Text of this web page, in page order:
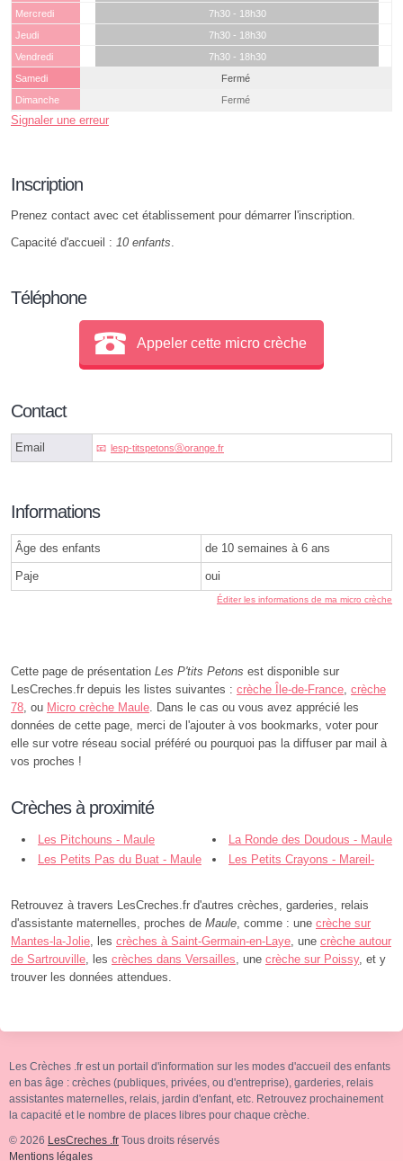
Mercredi
7h30 - 18h30
Jeudi
7h30 - 18h30
Vendredi
7h30 - 18h30
Samedi
Fermé
Dimanche
Fermé
Signaler une erreur
Inscription
Prenez contact avec cet établissement pour démarrer l'inscription.
Capacité d'accueil : 10 enfants.
Téléphone
Appeler cette micro crèche
Contact
Email lesp-titspetonsⓐorange.fr
Informations
Âge des enfants de 10 semaines à 6 ans
Paje oui
Éditer les informations de ma micro crèche
Cette page de présentation Les P'tits Petons est disponible sur
LesCreches.fr depuis les listes suivantes : crèche Île-de-France, crèche
78, ou Micro crèche Maule. Dans le cas ou vous avez apprécié les
données de cette page, merci de l'ajouter à vos bookmarks, voter pour
elle sur votre réseau social préféré ou pourquoi pas la diffuser par mail à
vos proches !
Crèches à proximité
Les Pitchouns - Maule
La Ronde des Doudous - Maule
Les Petits Pas du Buat - Maule
Les Petits Crayons - Mareil-
Retrouvez à travers LesCreches.fr d'autres crèches, garderies, relais
d'assistante maternelles, proches de Maule, comme : une crèche sur
Mantes-la-Jolie, les crèches à Saint-Germain-en-Laye, une crèche autour
de Sartrouville, les crèches dans Versailles, une crèche sur Poissy, et y
trouver les données attendues.
Les Crèches .fr est un portail d'information sur les modes d'accueil des enfants
en bas âge : crèches (publiques, privées, ou d'entreprise), garderies, relais
assistantes maternelles, relais, jardin d'enfant, etc. Retrouvez prochainement
la capacité et le nombre de places libres pour chaque crèche.
© 2026 LesCreches .fr Tous droits réservés
Mentions légales